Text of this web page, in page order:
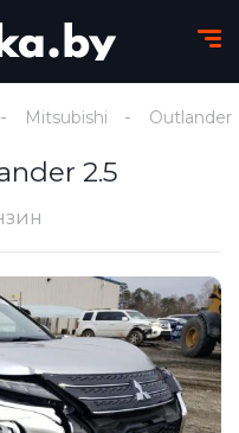
Mitsubishi Outlander
2.5